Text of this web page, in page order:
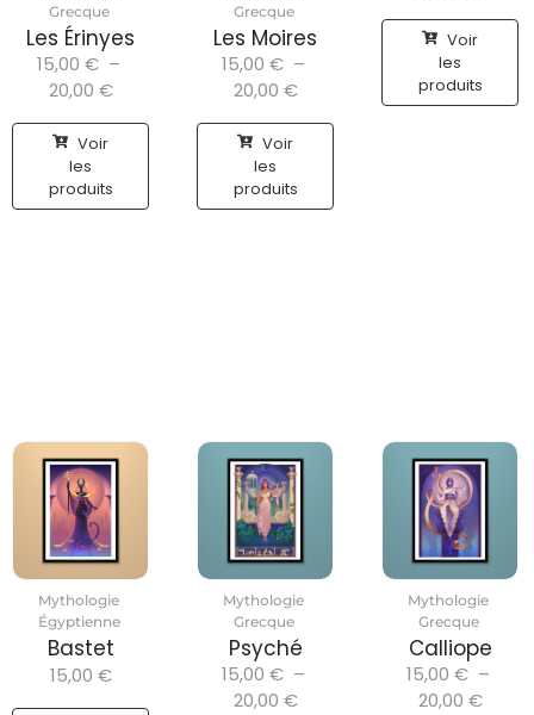
Grecque
Les Érinyes
15,00 € –
20,00 €
Voir
les
produits
Grecque
Les Moires
15,00 € –
20,00 €
Voir
les
produits
Voir
les
produits
Mythologie
Égyptienne
Bastet
15,00 €
Mythologie
Grecque
Psyché
15,00 € –
20,00 €
Mythologie
Grecque
Calliope
15,00 € –
20,00 €